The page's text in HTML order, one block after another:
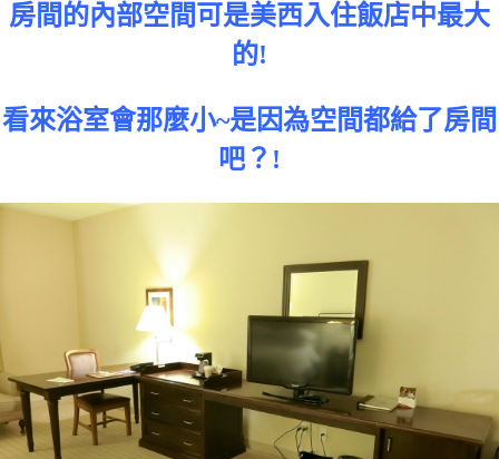
房間的內部空間可是美西入住飯店中最大
的!
看來浴室會那麼小~是因為空間都給了房間
吧？!